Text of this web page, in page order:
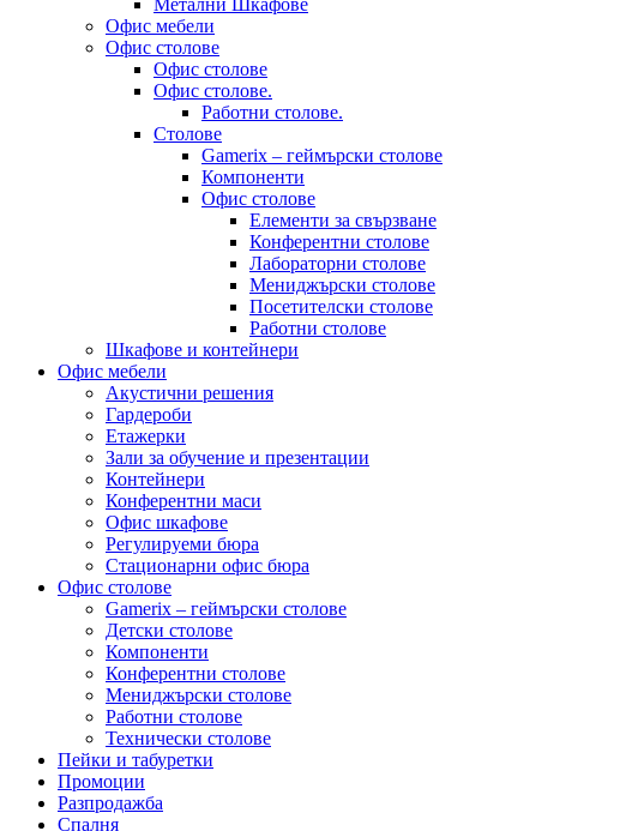
Метални Шкафове
Офис мебели
Офис столове
Офис столове
Офис столове.
Работни столове.
Столове
Gamerix – геймърски столове
Компоненти
Офис столове
Елементи за свързване
Конферентни столове
Лабораторни столове
Мениджърски столове
Посетителски столове
Работни столове
Шкафове и контейнери
Офис мебели
Акустични решения
Гардероби
Етажерки
Зали за обучение и презентации
Контейнери
Конферентни маси
Офис шкафове
Регулируеми бюра
Стационарни офис бюра
Офис столове
Gamerix – геймърски столове
Детски столове
Компоненти
Конферентни столове
Мениджърски столове
Работни столове
Технически столове
Пейки и табуретки
Промоции
Разпродажба
Спалня